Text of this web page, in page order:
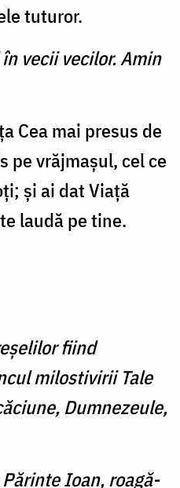
tuturor.
vecii vecilor. Amin
Cea mai presus de
pe vrăjmaşul, cel ce
şi ai dat Viaţă
laudă pe tine.
fiind
milostivirii Tale
Dumnezeule,
Ioan, roagă-